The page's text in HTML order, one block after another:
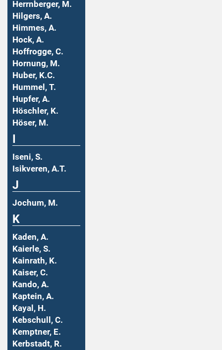
Herrnberger, M.
Hilgers, A.
Himmes, A.
Hock, A.
Hoffrogge, C.
Hornung, M.
Huber, K.C.
Hummel, T.
Hupfer, A.
Höschler, K.
Höser, M.
Iseni, S.
Isikveren, A.T.
J
Jochum, M.
K
Kaden, A.
Kaierle, S.
Kainrath, K.
Kaiser, C.
Kando, A.
Kaptein, A.
Kayal, H.
Kebschull, C.
Kemptner, E.
Kerbstadt, R.